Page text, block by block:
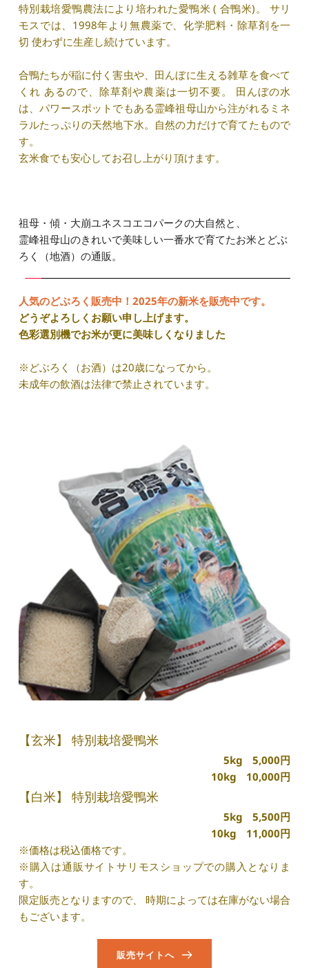
特別栽培愛鴨農法により培われた愛鴨米 ( 合鴨米)。 サリ
モスでは、1998年より無農薬で、化学肥料・除草剤を一
切 使わずに生産し続けています。
合鴨たちが稲に付く害虫や、田んぼに生える雑草を食べて
くれ あるので、除草剤や農薬は一切不要。 田んぼの水
は、パワースポットでもある霊峰祖母山から注がれるミネ
ラルたっぷりの天然地下水。自然の力だけで育てたもので
す。
玄米食でも安心してお召し上がり頂けます。
祖母・傾・大崩ユネスコエコパークの大自然と、
霊峰祖母山のきれいで美味しい一番水で育てたお米とどぶ
ろく（地酒）の通販。
人気のどぶろく販売中！2025年の新米を販売中です。
どうぞよろしくお願い申し上げます。
色彩選別機でお米が更に美味しくなりました
※どぶろく（お酒）は20歳になってから。
未成年の飲酒は法律で禁止されています。
【玄米】 特別栽培愛鴨米
5kg　5,000円
10kg　10,000円
【白米】 特別栽培愛鴨米
5kg　5,500円
10kg　11,000円
※価格は税込価格です。
※購入は通販サイトサリモスショップでの購入となりま
す。
限定販売となりますので、 時期によっては在庫がない場合
もございます。
販売サイトへ